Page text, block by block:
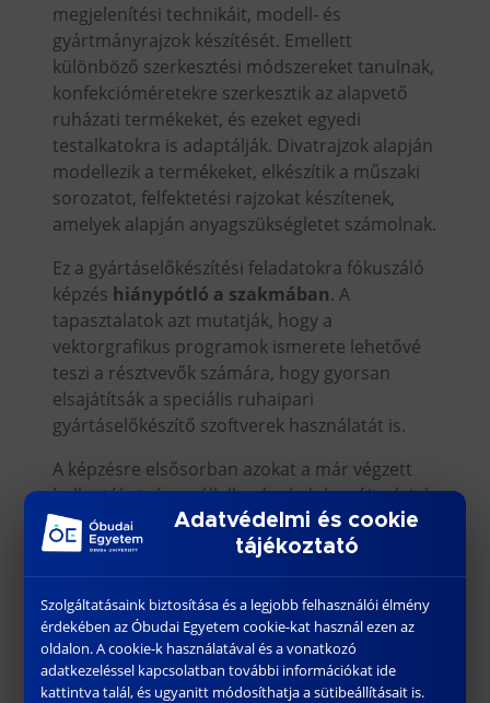
megjelenítési technikáit, modell- és
gyártmányrajzok készítését. Emellett
különböző szerkesztési módszereket tanulnak,
konfekcióméretekre szerkesztik az alapvető
ruházati termékeket, és ezeket egyedi
testalkatokra is adaptálják. Divatrajzok alapján
modellezik a termékeket, elkészítik a műszaki
sorozatot, felfektetési rajzokat készítenek,
amelyek alapján anyagszükségletet számolnak.
Ez a gyártáselőkészítési feladatokra fókuszáló
képzés hiánypótló a szakmában. A
tapasztalatok azt mutatják, hogy a
vektorgrafikus programok ismerete lehetővé
teszi a résztvevők számára, hogy gyorsan
elsajátítsák a speciális ruhaipari
gyártáselőkészítő szoftverek használatát is.
A képzésre elsősorban azokat a már végzett
hallgatókat, és a vállalkozások dolgozóit várjuk,
akik biztosan kezelik a számítógépet és
minimális varrási tudással rendelkeznek.
MIKROTANÚSÍTVÁNY
NÉV
TANTÁRGYKÓD
Adatvédelmi és cookie
tájékoztató
Szolgáltatásaink biztosítása és a legjobb felhasználói élmény
érdekében az Óbudai Egyetem cookie-kat használ ezen az
oldalon. A cookie-k használatával és a vonatkozó
adatkezeléssel kapcsolatban további információkat ide
kattintva talál, és ugyanitt módosíthatja a sütibeállításait is.